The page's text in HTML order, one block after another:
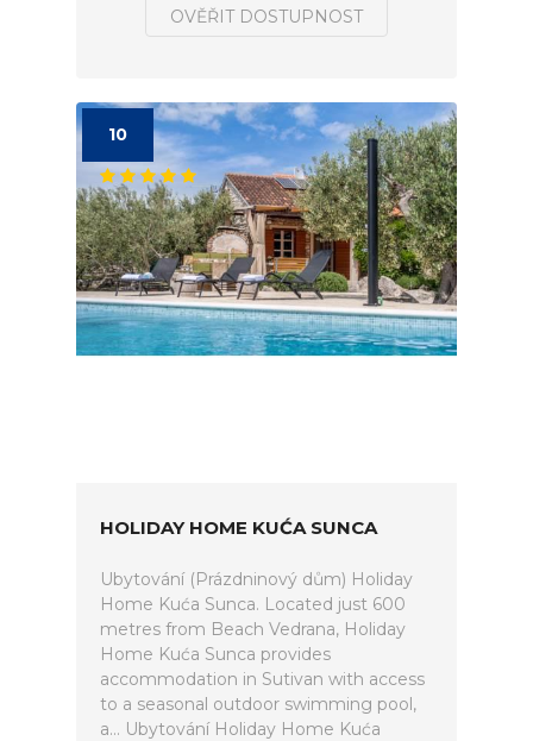
OVĚŘIT DOSTUPNOST
10
HOLIDAY HOME KUĆA SUNCA
Ubytování (Prázdninový dům) Holiday
Home Kuća Sunca. Located just 600
metres from Beach Vedrana, Holiday
Home Kuća Sunca provides
accommodation in Sutivan with access
to a seasonal outdoor swimming pool,
a... Ubytování Holiday Home Kuća